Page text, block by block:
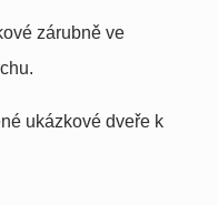
zárubně ve
ukázkové dveře k